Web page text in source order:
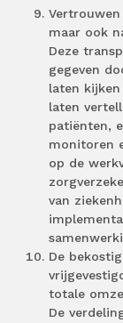
maar ook
Deze
gegeven
laten kijken
laten
patiënten,
monitoren
op de
van
De
totale
De